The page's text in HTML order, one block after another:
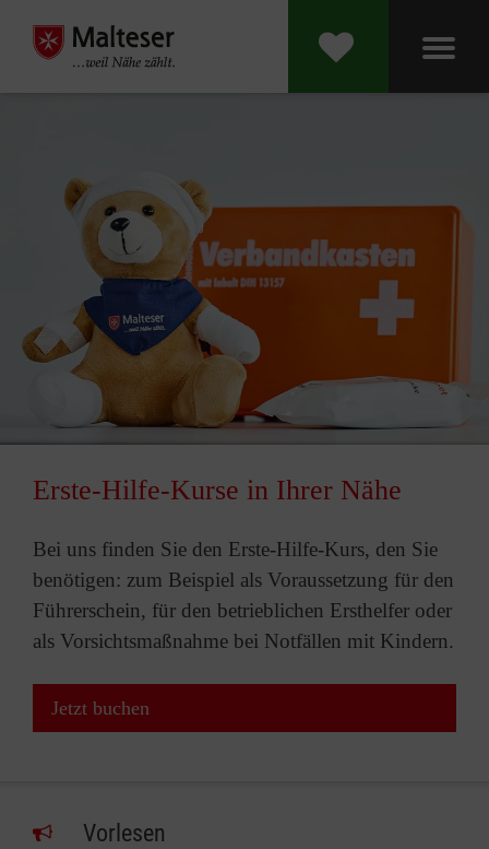
Erste-Hilfe-Kurse in Ihrer Nähe
Bei uns finden Sie den Erste-Hilfe-Kurs, den Sie
benötigen: zum Beispiel als Voraussetzung für den
Führerschein, für den betrieblichen Ersthelfer oder
als Vorsichtsmaßnahme bei Notfällen mit Kindern.
Jetzt buchen
Vorlesen